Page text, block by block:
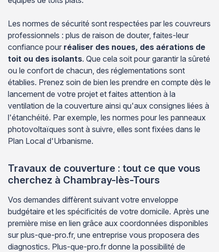
Les normes de sécurité sont respectées par les couvreurs
professionnels : plus de raison de douter, faites-leur
confiance pour réaliser des noues, des aérations de
toit ou des isolants. Que cela soit pour garantir la sûreté
ou le confort de chacun, des réglementations sont
établies. Prenez soin de bien les prendre en compte dès le
lancement de votre projet et faites attention à la
ventilation de la couverture ainsi qu'aux consignes liées à
l'étanchéité. Par exemple, les normes pour les panneaux
photovoltaïques sont à suivre, elles sont fixées dans le
Plan Local d'Urbanisme.
Travaux de couverture : tout ce que vous
cherchez à Chambray-lès-Tours
Vos demandes diffèrent suivant votre enveloppe
budgétaire et les spécificités de votre domicile. Après une
première mise en lien grâce aux coordonnées disponibles
sur plus-que-pro.fr, une entreprise vous proposera des
diagnostics. Plus-que-pro.fr donne la possibilité de